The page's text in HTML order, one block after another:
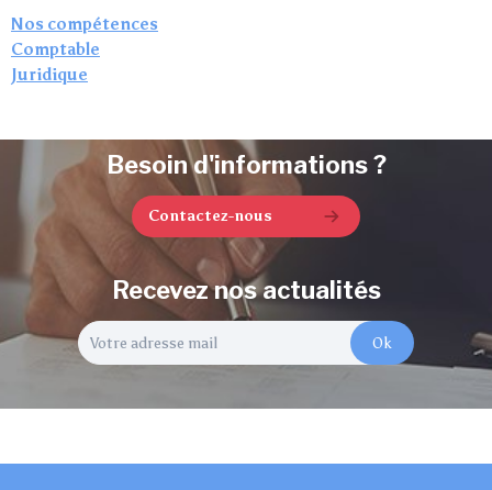
Nos compétences
Comptable
Juridique
Besoin d'informations ?
Contactez-nous
Recevez nos actualités